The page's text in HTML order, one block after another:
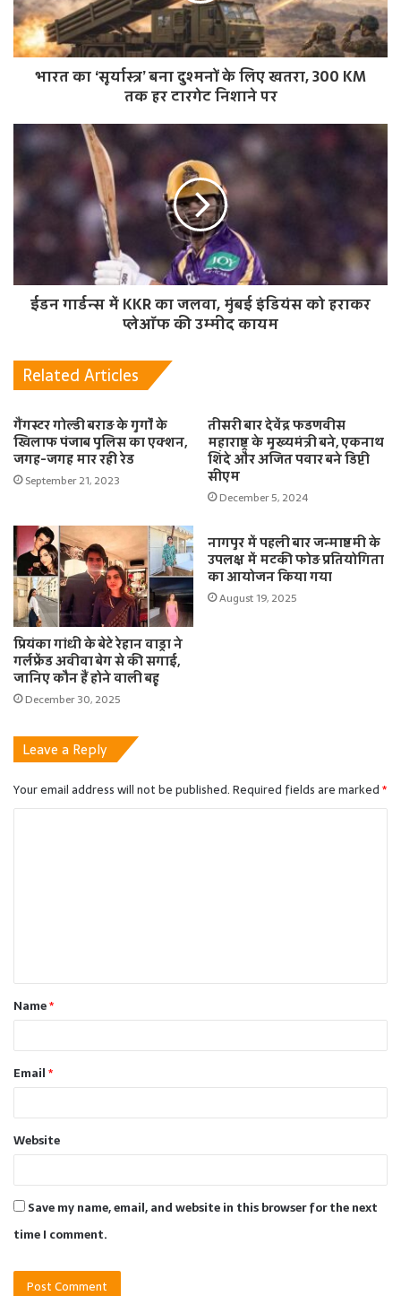
भारत का ‘सूर्यास्त्र’ बना दुश्मनों के लिए खतरा, 300 KM
तक हर टारगेट निशाने पर
ईडन गार्डन्स में KKR का जलवा, मुंबई इंडियंस को हराकर
प्लेऑफ की उम्मीद कायम
Related Articles
गैंगस्टर गोल्डी बराड़ के गुर्गों के
खिलाफ पंजाब पुलिस का एक्शन,
जगह-जगह मार रही रेड
September 21, 2023
तीसरी बार देवेंद्र फडणवीस
महाराष्ट्र के मुख्यमंत्री बने, एकनाथ
शिंदे और अजित पवार बने डिप्टी
सीएम
December 5, 2024
प्रियंका गांधी के बेटे रेहान वाड्रा ने
गर्लफ्रेंड अवीवा बेग से की सगाई,
जानिए कौन हैं होने वाली बहू
December 30, 2025
नागपुर में पहली बार जन्माष्टमी के
उपलक्ष में मटकी फोड़ प्रतियोगिता
का आयोजन किया गया
August 19, 2025
Leave a Reply
Your email address will not be published.Required fields are marked*
t
*Name*
Email*
Website
Save my name, email, and website in this browser for the next
time I comment.